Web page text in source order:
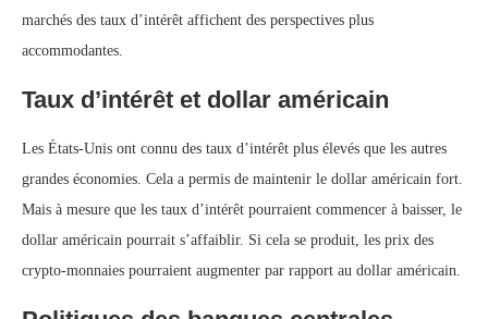
marchés des taux d’intérêt affichent des perspectives plus
accommodantes.
Taux d’intérêt et dollar américain
Les États-Unis ont connu des taux d’intérêt plus élevés que les autres
grandes économies. Cela a permis de maintenir le dollar américain fort.
Mais à mesure que les taux d’intérêt pourraient commencer à baisser, le
dollar américain pourrait s’affaiblir. Si cela se produit, les prix des
crypto-monnaies pourraient augmenter par rapport au dollar américain.